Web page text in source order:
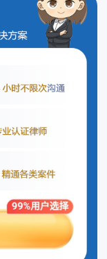
发现犯罪事
人进行讯问
罪嫌疑人主
者人民法院
的罪行的行